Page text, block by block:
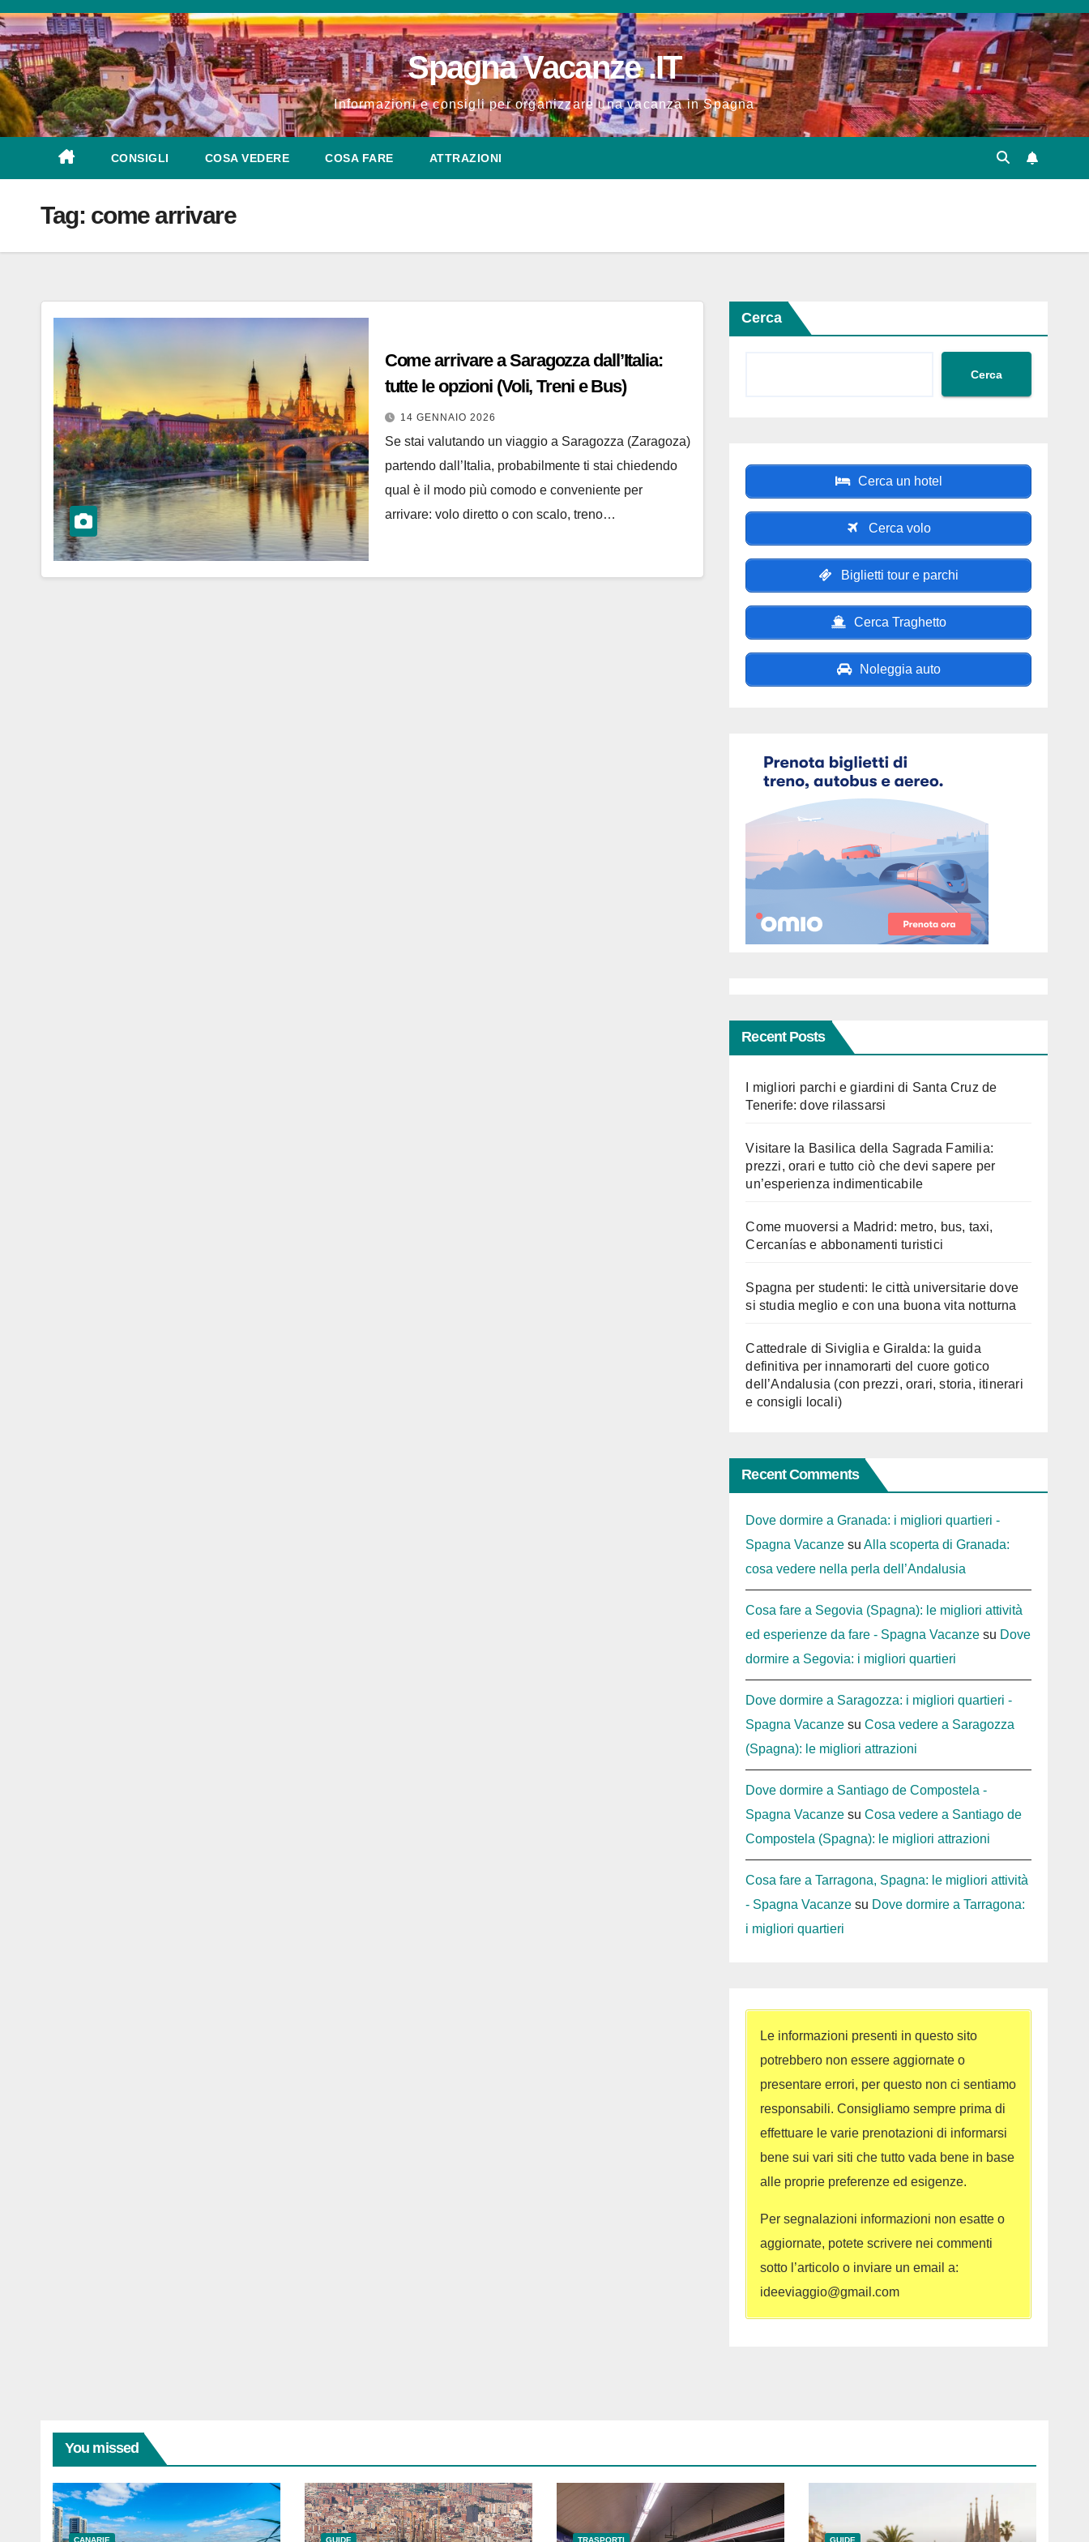
Salta
al
contenuto
Spagna Vacanze .IT
Informazioni e consigli per organizzare una vacanza in Spagna
CONSIGLI COSA VEDERE COSA FARE ATTRAZIONI
Tag: come arrivare
Come arrivare a Saragozza dall’Italia:
tutte le opzioni (Voli, Treni e Bus)
14 GENNAIO 2026
Se stai valutando un viaggio a Saragozza (Zaragoza)
partendo dall’Italia, probabilmente ti stai chiedendo
qual è il modo più comodo e conveniente per
arrivare: volo diretto o con scalo, treno…
Cerca
Cerca
Cerca un hotel
Cerca volo
Biglietti tour e parchi
Cerca Traghetto
Noleggia auto
Recent Posts
I migliori parchi e giardini di Santa Cruz de
Tenerife: dove rilassarsi
Visitare la Basilica della Sagrada Familia:
prezzi, orari e tutto ciò che devi sapere per
un’esperienza indimenticabile
Come muoversi a Madrid: metro, bus, taxi,
Cercanías e abbonamenti turistici
Spagna per studenti: le città universitarie dove
si studia meglio e con una buona vita notturna
Cattedrale di Siviglia e Giralda: la guida
definitiva per innamorarti del cuore gotico
dell’Andalusia (con prezzi, orari, storia, itinerari
e consigli locali)
Recent Comments
Dove dormire a Granada: i migliori quartieri -
Spagna Vacanze suAlla scoperta di Granada:
cosa vedere nella perla dell’Andalusia
Cosa fare a Segovia (Spagna): le migliori attività
ed esperienze da fare - Spagna Vacanze su Dove
dormire a Segovia: i migliori quartieri
Dove dormire a Saragozza: i migliori quartieri -
Spagna Vacanze suCosa vedere a Saragozza
(Spagna): le migliori attrazioni
Dove dormire a Santiago de Compostela -
Spagna Vacanze suCosa vedere a Santiago de
Compostela (Spagna): le migliori attrazioni
Cosa fare a Tarragona, Spagna: le migliori attività
- Spagna Vacanze su Dove dormire a Tarragona:
i migliori quartieri
Le informazioni presenti in questo sito
potrebbero non essere aggiornate o
presentare errori, per questo non ci sentiamo
responsabili. Consigliamo sempre prima di
effettuare le varie prenotazioni di informarsi
bene sui vari siti che tutto vada bene in base
alle proprie preferenze ed esigenze.
Per segnalazioni informazioni non esatte o
aggiornate, potete scrivere nei commenti
sotto l’articolo o inviare un email a:
ideeviaggio@gmail.com
You missed
CANARIE GUIDE TRASPORTI GUIDE